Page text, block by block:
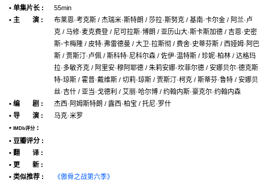
• 单集片长 :
55min
• 主 演 :
布莱恩·考克斯 / 杰瑞米·斯特朗 / 莎拉·斯努克 / 基南·卡尔金 / 阿兰·卢
克 / 马修·麦克费登 / 尼可拉斯·博朗 / 亚历山大·斯卡斯加德 / 吉恩·史密
斯-卡梅隆 / 皮特·弗雷德曼 / 大卫·拉斯彻 / 费舍·史蒂芬斯 / 西娅姆·阿巴
斯 / 贾斯汀·卢佩 / 斯科特·尼科尔森 / 佐伊·温特斯 / 珍妮·柏林 / 达格玛
拉·多敏齐克 / 阿里安·穆阿耶德 / 朱莉安娜·坎菲尔德 / 安娜贝尔·德克斯
特-琼斯 / 霍普·戴维斯 / 切莉·琼斯 / 贾斯汀·柯克 / 斯蒂芬·鲁特 / 安娜贝
丝·吉什 / 亚当·戈德利 / 艾丽·哈尔博 / 约翰内斯·豪克尔·约翰内森
• 编 剧 :
杰西·阿姆斯特朗 / 露西·柏宝 / 托尼·罗什
• 导 演 :
马克·米罗
•
IMDb评分 :
• 豆瓣评分 :
• 翻 译 :
• 更 新 :
• 类似推荐 :
《傲骨之战第六季》